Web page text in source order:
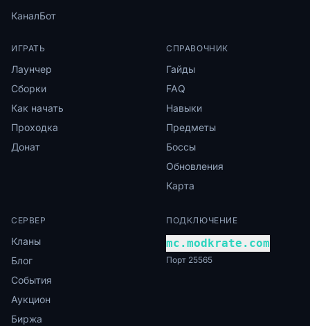
КаналБот
ИГРАТЬ
Лаунчер
Сборки
Как начать
Проходка
Донат
СПРАВОЧНИК
Гайды
FAQ
Навыки
Предметы
Боссы
Обновления
Карта
СЕРВЕР
Кланы
Блог
События
Аукцион
Биржа
ПОДКЛЮЧЕНИЕ
mc.modkrate.com
Порт 25565